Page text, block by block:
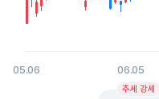
05.06 06.05
End of interactive chart.추세 강세